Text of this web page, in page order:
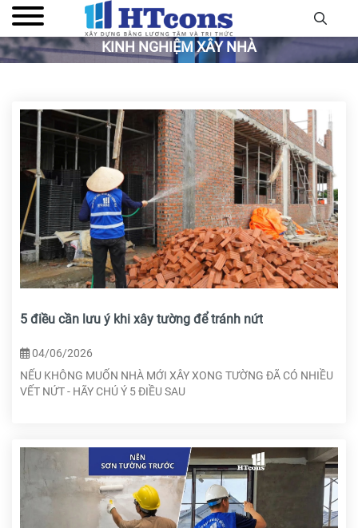
KINH NGHIỆM XÂY NHÀ
5 điều cần lưu ý khi xây tường để tránh nứt
04/06/2026
NẾU KHÔNG MUỐN NHÀ MỚI XÂY XONG TƯỜNG ĐÃ CÓ NHIỀU
VẾT NỨT - HÃY CHÚ Ý 5 ĐIỀU SAU